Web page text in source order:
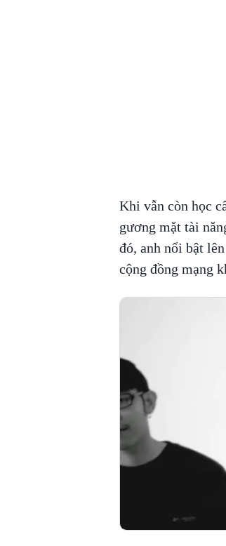
Khi vẫn còn học
gương mặt tài
đó, anh nổi bật
cộng đồng mạng